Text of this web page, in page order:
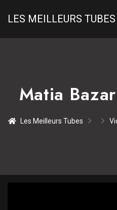
LES MEILLEURS TUBES
Matia
Les Meilleurs Tubes